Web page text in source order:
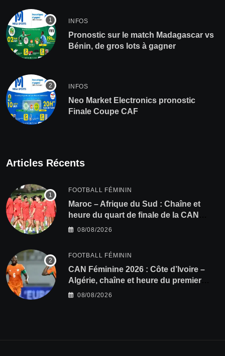
INFOS
Pronostic sur le match Madagascar vs
Bénin, de gros lots à gagner
INFOS
Neo Market Electronics pronostic
Finale Coupe CAF
Articles Récents
FOOTBALL FÉMININ
Maroc – Afrique du Sud : Chaîne et
heure du quart de finale de la CAN
Féminine 2026
08/08/2026
FOOTBALL FÉMININ
CAN Féminine 2026 : Côte d’Ivoire –
Algérie, chaîne et heure du premier
quart de finale
08/08/2026